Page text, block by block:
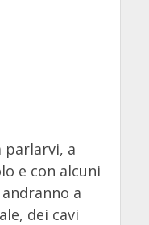
parlarvi, a
e con alcuni
a
dei cavi